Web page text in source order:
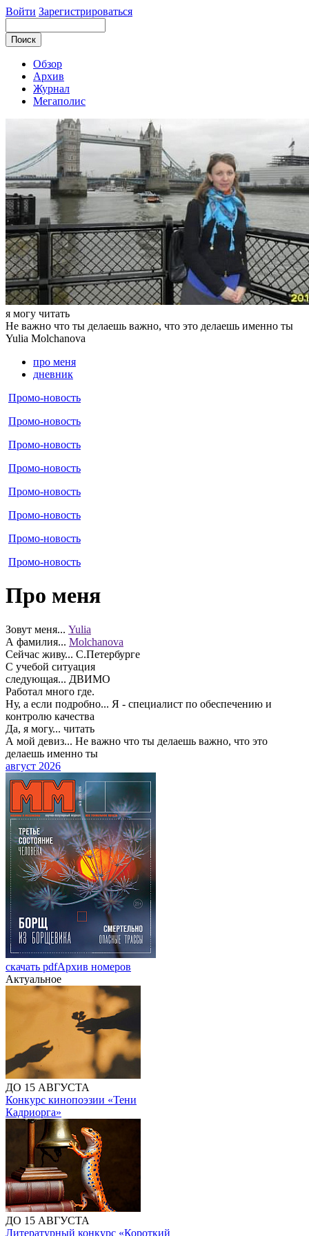
Войти Зарегистрироваться
Обзор
Архив
Журнал
Мегаполис
я могу читать
Не важно что ты делаешь важно, что это делаешь именно ты
Yulia Molchanova
про меня
дневник
Промо-новость
Промо-новость
Промо-новость
Промо-новость
Промо-новость
Промо-новость
Промо-новость
Промо-новость
Про меня
Зовут меня... Yulia
А фамилия... Molchanova
Сейчас живу... С.Петербурге
С учебой ситуация
следующая... ДВИМО
Работал много где.
Ну, а если подробно... Я - специалист по обеспечению и
контролю качества
Да, я могу... читать
А мой девиз... Не важно что ты делаешь важно, что это
делаешь именно ты
август 2026
скачать pdfАрхив номеров
Актуальное
ДО 15 АВГУСТА
Конкурс кинопоэзии «Тени
Кадриорга»
ДО 15 АВГУСТА
Литературный конкурс «Короткий